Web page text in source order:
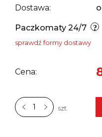
Dostawa:
Paczkomaty 24/7
sprawdź formy dostawy
Cena:
szt.